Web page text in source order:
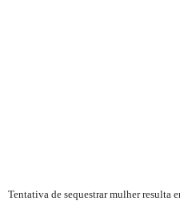
Tentativa de sequestrar mulher resulta